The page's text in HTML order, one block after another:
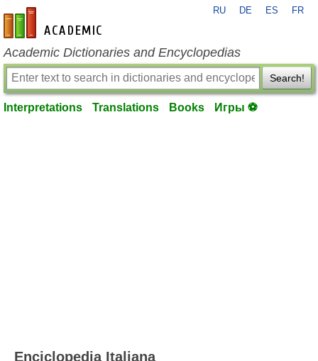
en-academic.com
RU DE ES FR
Academic Dictionaries and Encyclopedias
Search!
Interpretations Translations Books Игры ⚽
Enciclopedia Italiana